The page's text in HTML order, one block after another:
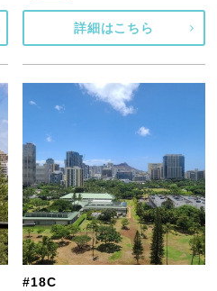
詳細はこちら
#18C